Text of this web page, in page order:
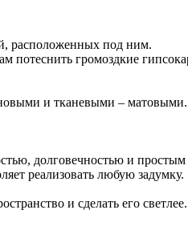
расположенных под ним.
потеснить громоздкие
и тканевыми – матовыми.
долговечностью и
реализовать любую задумку.
и сделать его